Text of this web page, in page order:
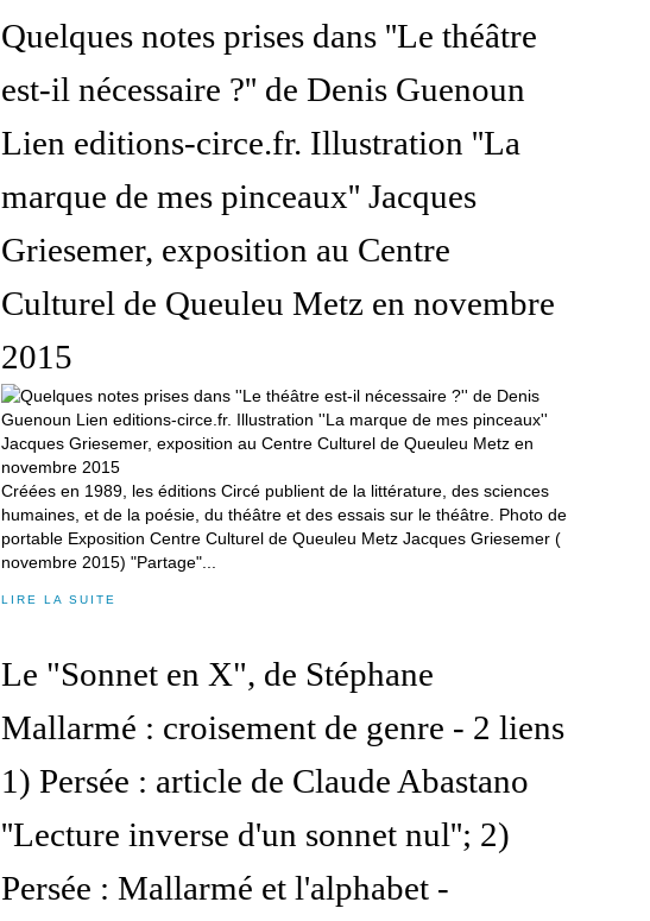
Quelques notes prises dans ''Le théâtre
est-il nécessaire ?'' de Denis Guenoun
Lien editions-circe.fr. Illustration ''La
marque de mes pinceaux'' Jacques
Griesemer, exposition au Centre
Culturel de Queuleu Metz en novembre
2015
Créées en 1989, les éditions Circé publient de la littérature, des sciences
humaines, et de la poésie, du théâtre et des essais sur le théâtre. Photo de
portable Exposition Centre Culturel de Queuleu Metz Jacques Griesemer (
novembre 2015) "Partage"...
LIRE LA SUITE
Le "Sonnet en X", de Stéphane
Mallarmé : croisement de genre - 2 liens
1) Persée : article de Claude Abastano
''Lecture inverse d'un sonnet nul''; 2)
Persée : Mallarmé et l'alphabet -